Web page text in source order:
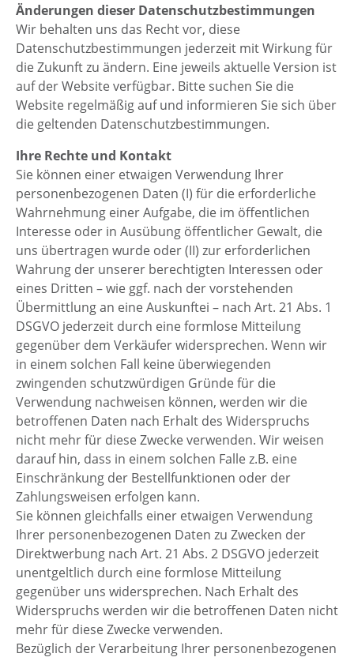
Änderungen dieser Datenschutzbestimmungen
Wir behalten uns das Recht vor, diese
Datenschutzbestimmungen jederzeit mit Wirkung für
die Zukunft zu ändern. Eine jeweils aktuelle Version ist
auf der Website verfügbar. Bitte suchen Sie die
Website regelmäßig auf und informieren Sie sich über
die geltenden Datenschutzbestimmungen.
Ihre Rechte und Kontakt
Sie können einer etwaigen Verwendung Ihrer
personenbezogenen Daten (I) für die erforderliche
Wahrnehmung einer Aufgabe, die im öffentlichen
Interesse oder in Ausübung öffentlicher Gewalt, die
uns übertragen wurde oder (II) zur erforderlichen
Wahrung der unserer berechtigten Interessen oder
eines Dritten – wie ggf. nach der vorstehenden
Übermittlung an eine Auskunftei – nach Art. 21 Abs. 1
DSGVO jederzeit durch eine formlose Mitteilung
gegenüber dem Verkäufer widersprechen. Wenn wir
in einem solchen Fall keine überwiegenden
zwingenden schutzwürdigen Gründe für die
Verwendung nachweisen können, werden wir die
betroffenen Daten nach Erhalt des Widerspruchs
nicht mehr für diese Zwecke verwenden. Wir weisen
darauf hin, dass in einem solchen Falle z.B. eine
Einschränkung der Bestellfunktionen oder der
Zahlungsweisen erfolgen kann.
Sie können gleichfalls einer etwaigen Verwendung
Ihrer personenbezogenen Daten zu Zwecken der
Direktwerbung nach Art. 21 Abs. 2 DSGVO jederzeit
unentgeltlich durch eine formlose Mitteilung
gegenüber uns widersprechen. Nach Erhalt des
Widerspruchs werden wir die betroffenen Daten nicht
mehr für diese Zwecke verwenden.
Bezüglich der Verarbeitung Ihrer personenbezogenen